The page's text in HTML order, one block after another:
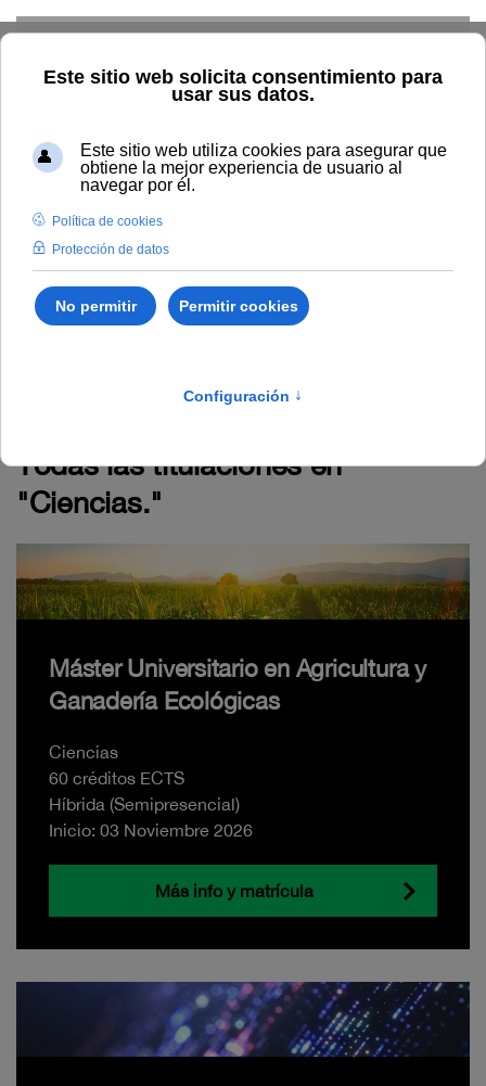
Inicio Estudiar Oferta académica Ciencias
Ciencias.
Todas las titulaciones en
"Ciencias."
Máster Universitario en Agricultura y
Ganadería Ecológicas
Ciencias
60 créditos ECTS
Híbrida (Semipresencial)
Inicio: 03 Noviembre 2026
Más info y matrícula